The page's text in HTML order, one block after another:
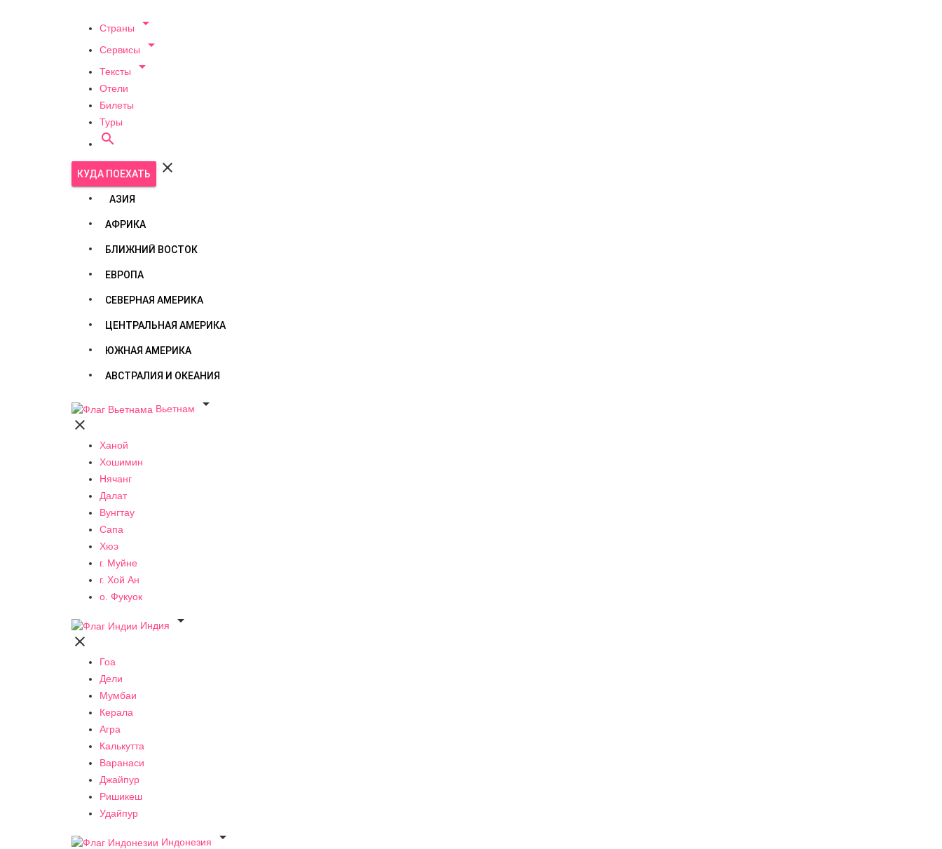
Страны 
Сервисы 
Тексты 
Отели
Билеты
Туры

КУДА ПОЕХАТЬ 
АЗИЯ
АФРИКА
БЛИЖНИЙ ВОСТОК
ЕВРОПА
СЕВЕРНАЯ АМЕРИКА
ЦЕНТРАЛЬНАЯ АМЕРИКА
ЮЖНАЯ АМЕРИКА
АВСТРАЛИЯ И ОКЕАНИЯ
Вьетнам


Ханой
Хошимин
Нячанг
Далат
Вунгтау
Сапа
Хюэ
г. Муйне
г. Хой Ан
о. Фукуок
Индия


Гоа
Дели
Мумбаи
Керала
Агра
Калькутта
Варанаси
Джайпур
Ришикеш
Удайпур
Индонезия
